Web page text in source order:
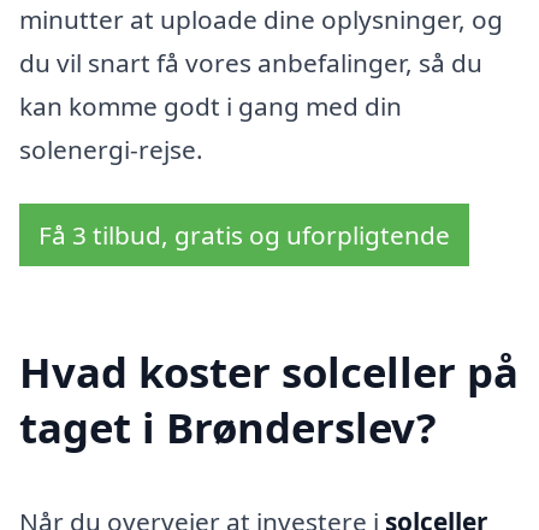
minutter at uploade dine oplysninger, og
du vil snart få vores anbefalinger, så du
kan komme godt i gang med din
solenergi-rejse.
Få 3 tilbud, gratis og uforpligtende
Hvad koster solceller på
taget i Brønderslev?
Når du overvejer at investere i solceller